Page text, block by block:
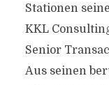
Stationen
KKL
Senior
Aus seinen